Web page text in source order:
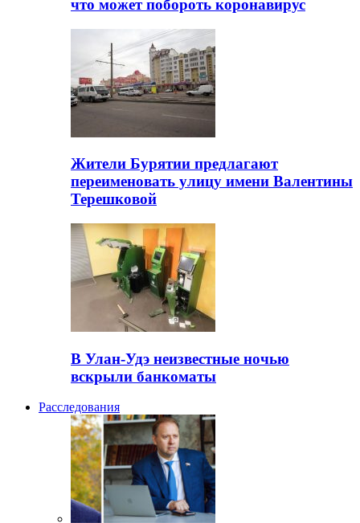
что может побороть коронавирус
Жители Бурятии предлагают
переименовать улицу имени Валентины
Терешковой
В Улан-Удэ неизвестные ночью
вскрыли банкоматы
Расследования